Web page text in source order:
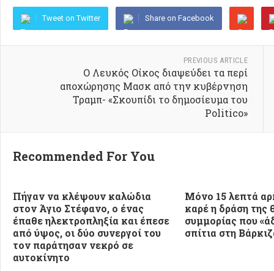
Tweet on Twitter Share on Facebook
PREVIOUS ARTICLE
Ο Λευκός Οίκος διαψεύδει τα περί
αποχώρησης Μασκ από την κυβέρνηση
Τραμπ- «Σκουπίδι το δημοσίευμα του
Politico»
Recommended For You
Πήγαν να κλέψουν καλώδια
στον Άγιο Στέφανο, ο ένας
έπαθε ηλεκτροπληξία και έπεσε
από ύψος, οι δύο συνεργοί του
τον παράτησαν νεκρό σε
αυτοκίνητο
Μόνο 15 λεπτά
καρέ η δράση της
συμμορίας που
σπίτια στη